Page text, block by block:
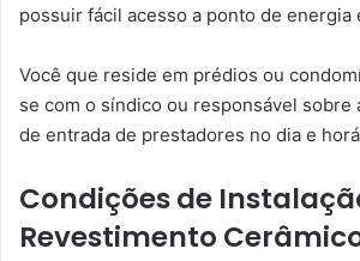
possuir fácil acesso a ponto de energia
Você que reside em prédios ou
se com o síndico ou responsável sobre
de entrada de prestadores no dia e
Condições de
Revestimento